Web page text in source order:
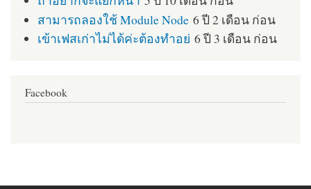
สามารถลองใช้ Module Node 6 ปี 2 เดือน ก่อน
เข้าเฟสเก่าไม่ได้ค่ะต้องทำอย่ 6 ปี 3 เดือน ก่อน
Facebook